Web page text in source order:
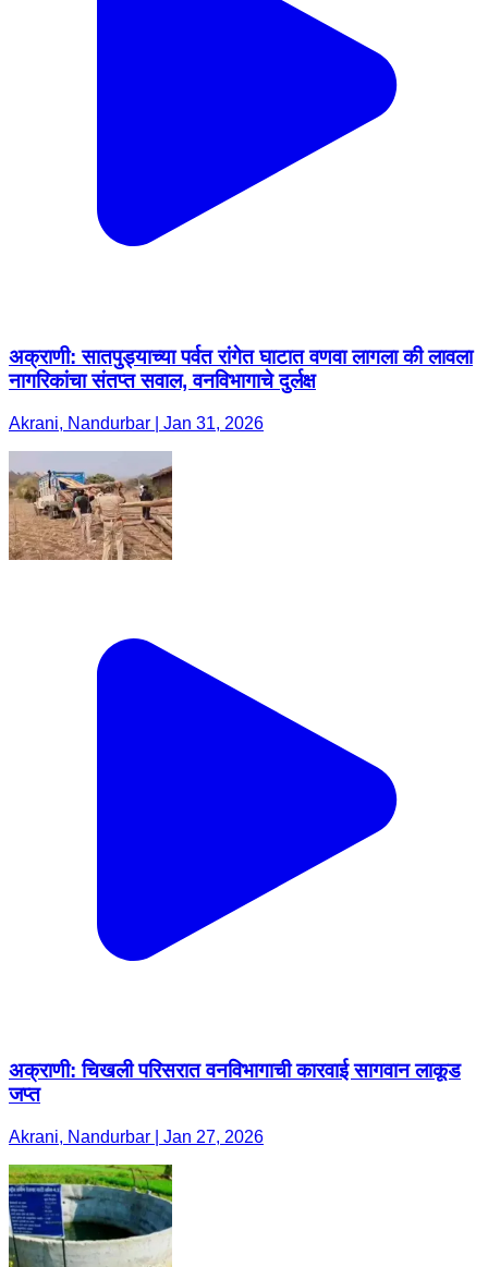
अक्राणी: सातपुड्याच्या पर्वत रांगेत घाटात वणवा लागला की लावला
नागरिकांचा संतप्त सवाल, वनविभागाचे दुर्लक्ष
Akrani, Nandurbar | Jan 31, 2026
अक्राणी: चिखली परिसरात वनविभागाची कारवाई सागवान लाकूड
जप्त
Akrani, Nandurbar | Jan 27, 2026